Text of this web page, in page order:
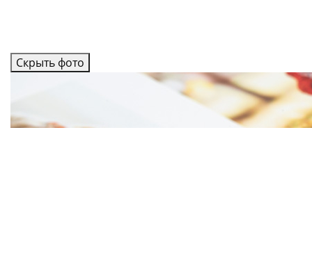
Скрыть фото